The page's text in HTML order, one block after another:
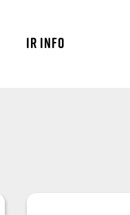
IR INFO